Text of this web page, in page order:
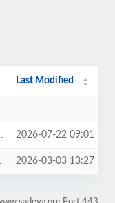
Last Modified
2026-07-22 09:01
2026-03-03 13:27